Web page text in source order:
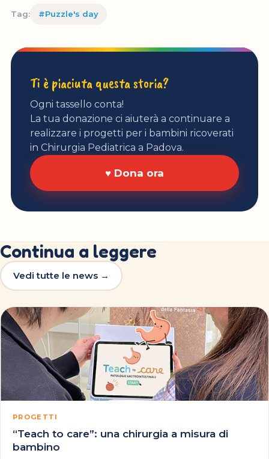
Tag: #Puzzle's day
Ti è piaciuta questa storia?
Ogni tassello conta!
La tua donazione ci aiuterà a continuare a
realizzare i progetti per i bambini ricoverati
in Chirurgia Pediatrica a Padova.
♥ Dona ora
Continua a leggere
Vedi tutte le news →
PROGETTI
“Teach to care”: una chirurgia a misura di
bambino